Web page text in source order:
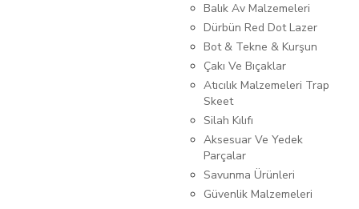
Balık Av Malzemeleri
Dürbün Red Dot Lazer
Bot & Tekne & Kurşun
Çakı Ve Bıçaklar
Atıcılık Malzemeleri Trap
Skeet
Silah Kılıfı
Aksesuar Ve Yedek
Parçalar
Savunma Ürünleri
Güvenlik Malzemeleri